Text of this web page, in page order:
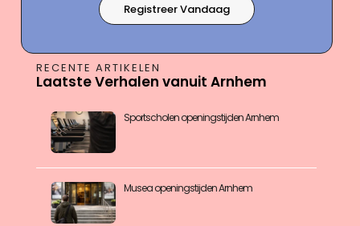
Registreer Vandaag
RECENTE ARTIKELEN
Laatste Verhalen vanuit Arnhem
Sportscholen openingstijden Arnhem
Musea openingstijden Arnhem